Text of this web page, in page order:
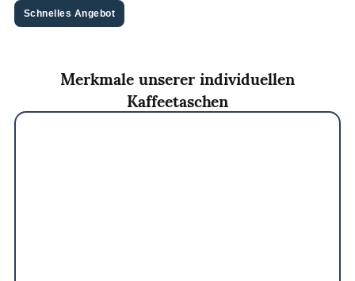
Schnelles Angebot
Merkmale unserer individuellen
Kaffeetaschen